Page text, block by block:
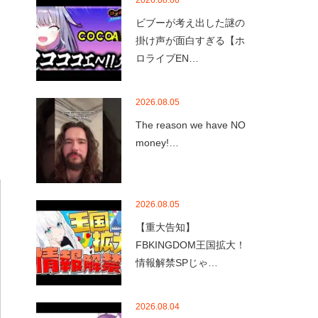
ビブーが考え出した謎の
掛け声が面白すぎる【ホ
ロライブEN…
2026.08.05
The reason we have NO
money!…
2026.08.05
【重大告知】
FBKINGDOM王国拡大！
情報解禁SPじゃ…
2026.08.04